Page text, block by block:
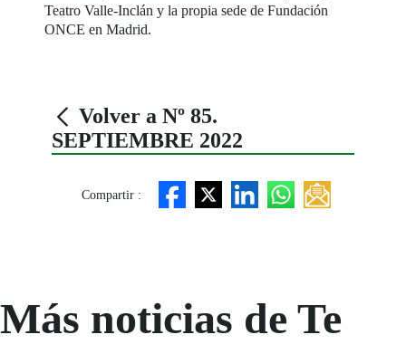
Teatro Valle-Inclán y la propia sede de Fundación
ONCE en Madrid.
Volver a Nº 85.
SEPTIEMBRE 2022
Compartir :
Más noticias de Te